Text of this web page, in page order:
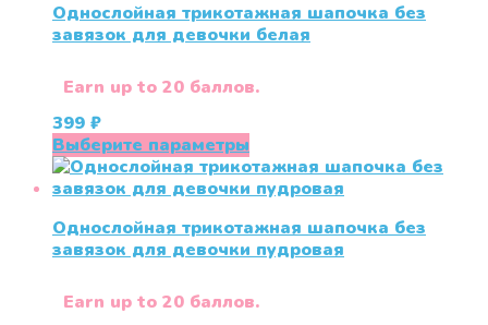
вариаций.
Опции
выбрать
товара.
Однослойная трикотажная шапочка без
завязок для девочки белая
Earn up to 20 баллов.
399 ₽
Выберите параметры
товар
имеет
вариаций.
Опции
выбрать
Однослойная трикотажная шапочка без
завязок для девочки пудровая
Earn up to 20 баллов.